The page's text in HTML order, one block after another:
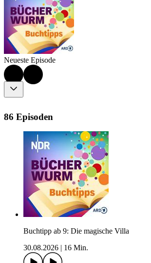
Neueste Episode
86 Episoden
Buchtipp ab 9: Die magische Villa
30.08.2026
16 Min.